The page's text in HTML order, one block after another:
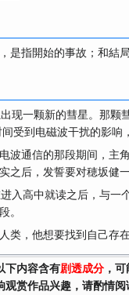
是指開始的事故；和結
现一颗新的彗星。那颗
受到电磁波干扰的影响
波通信的那段期间，主
之后，发誓要对穂坂健一
入高中就读之后，与
。
类，他想要找到自己存
下内容含有剧透成分 ，
观赏作品兴趣，请酌情阅